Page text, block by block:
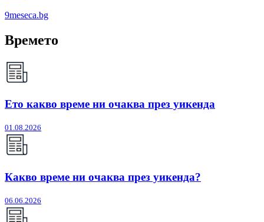
9meseca.bg
Времето
Ето какво време ни очаква през уикенда
01.08.2026
Какво време ни очаква през уикенда?
06.06.2026